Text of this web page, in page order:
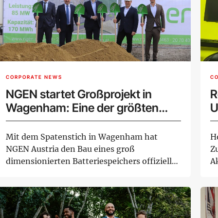
CORPORATE NEWS
NGEN startet Großprojekt in
Wagenham: Eine der größten
Energiespeicheranlagen Europas
entsteht in Oberösterreich
Mit dem Spatenstich in Wagenham hat
NGEN Austria den Bau eines groß
dimensionierten Batteriespeichers offiziell